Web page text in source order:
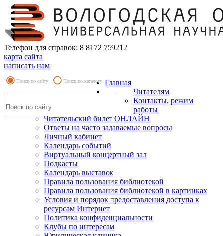
Телефон для справок: 8 8172 759212
карта сайта
написать нам
Поиск по сайту Поиск по каталогу Главная
Читателям
Контакты, режим
работы
Читательский билет ОНЛАЙН
Ответы на часто задаваемые вопросы
Личный кабинет
Календарь событий
Виртуальный концертный зал
Подкасты
Календарь выставок
Правила пользования библиотекой
Правила пользования библиотекой в картинках
Условия и порядок предоставления доступа к
ресурсам Интернет
Политика конфиденциальности
Клубы по интересам